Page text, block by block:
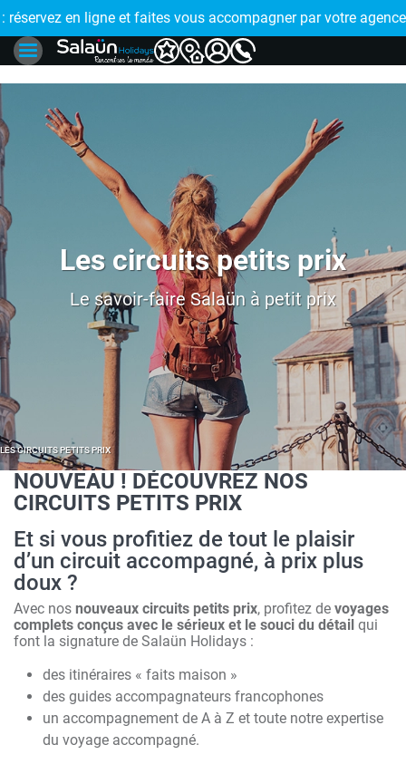
!
: réservez en ligne et faites vous accompagner par votre
🤩
Les circuits petits prix
Le savoir-faire Salaün à petit prix
LES CIRCUITS PETITS PRIX
NOUVEAU ! DÉCOUVREZ NOS
CIRCUITS PETITS PRIX
Et si vous profitiez de tout le plaisir
d’un circuit accompagné, à prix plus
doux ?
Avec nos nouveaux circuits petits prix, profitez de voyages
complets conçus avec le sérieux et le souci du détail qui
font la signature de Salaün Holidays :
des itinéraires « faits maison »
des guides accompagnateurs francophones
un accompagnement de A à Z et toute notre expertise
du voyage accompagné.